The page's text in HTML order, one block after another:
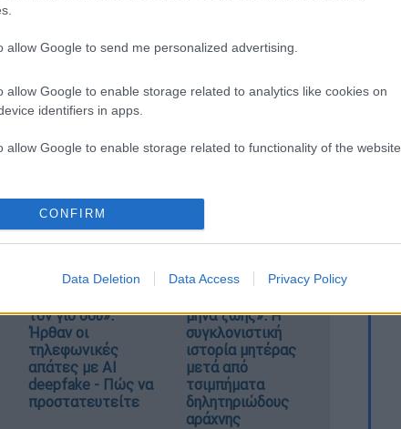
allow Google to send me personalized advertising.
allow Google to enable storage related to analytics like cookies on
identifiers in apps.
allow Google to enable storage related to functionality of the website
allow Google to enable storage related to personalization.
allow Google to enable storage related to security, including
CONFIRM
Data Deletion Data Access Privacy Policy
τον γιο σου»:
Ήρθαν οι
τηλεφωνικές
απάτες με AI
deepfake - Πώς να
προστατευτείτε
μήνα ζωής»: Η
συγκλονιστική
ιστορία μητέρας
μετά από
τσιμπήματα
δηλητηριώδους
αράχνης